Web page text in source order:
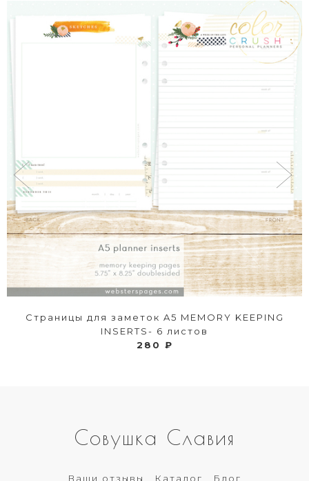
Страницы для заметок A5 MEMORY KEEPING
INSERTS- 6 листов
280 ₽
Совушка Славия
Ваши отзывы Каталог Блог